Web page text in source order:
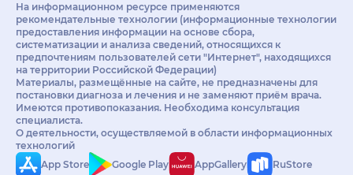
На информационном ресурсе применяются
рекомендательные технологии (информационные технологии
предоставления информации на основе сбора,
систематизации и анализа сведений, относящихся к
предпочтениям пользователей сети "Интернет", находящихся
на территории Российской Федерации)
Материалы, размещённые на сайте, не предназначены для
постановки диагноза и лечения и не заменяют приём врача.
Имеются противопоказания. Необходима консультация
специалиста.
О деятельности, осуществляемой в области информационных
технологий
App Store
Google Play AppGallery RuStore